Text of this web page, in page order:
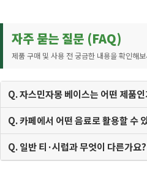
자주 묻는 질문 (FAQ)
제품 구매 및 사용 전 궁금한 내용을 확인해
Q. 자스민자몽 베이스는 어떤 제품
Q. 카페에서 어떤 음료로 활용할 수
Q. 일반 티·시럽과 무엇이 다른가요?